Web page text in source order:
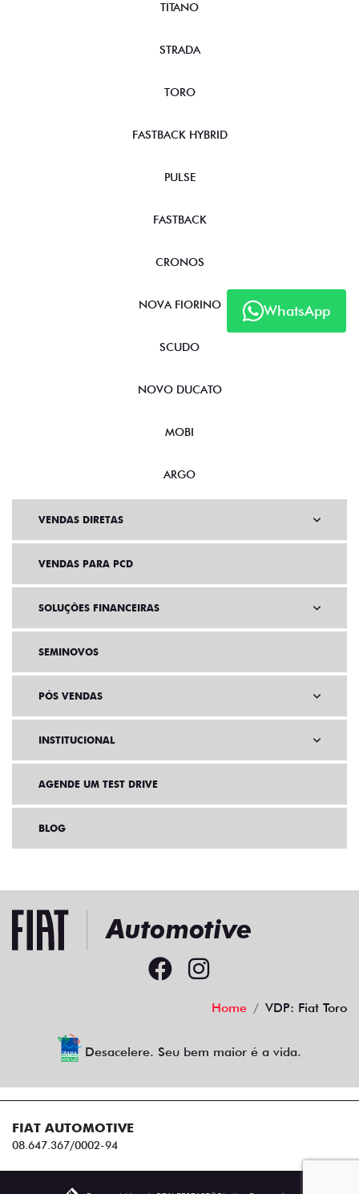
WhatsApp
TITANO
STRADA
TORO
FASTBACK HYBRID
PULSE
FASTBACK
CRONOS
NOVA FIORINO
SCUDO
NOVO DUCATO
MOBI
ARGO
VENDAS DIRETAS
VENDAS PARA PCD
SOLUÇÕES FINANCEIRAS
SEMINOVOS
PÓS VENDAS
INSTITUCIONAL
AGENDE UM TEST DRIVE
BLOG
Home VDP: Fiat Toro
Desacelere. Seu bem maior é a vida.
FIAT AUTOMOTIVE
08.647.367/0002-94